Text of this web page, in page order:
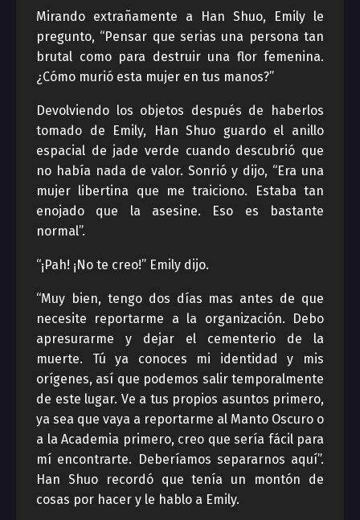
Mirando extrañamente a Han Shuo, Emily le
pregunto, “Pensar que serias una persona tan
brutal como para destruir una flor femenina.
¿Cómo murió esta mujer en tus manos?”
Devolviendo los objetos después de haberlos
tomado de Emily, Han Shuo guardo el anillo
espacial de jade verde cuando descubrió que
no había nada de valor. Sonrió y dijo, “Era una
mujer libertina que me traiciono. Estaba tan
enojado que la asesine. Eso es bastante
normal”.
“¡Pah! ¡No te creo!” Emily dijo.
“Muy bien, tengo dos días mas antes de que
necesite reportarme a la organización. Debo
apresurarme y dejar el cementerio de la
muerte. Tú ya conoces mi identidad y mis
orígenes, así que podemos salir temporalmente
de este lugar. Ve a tus propios asuntos primero,
ya sea que vaya a reportarme al Manto Oscuro o
a la Academia primero, creo que sería fácil para
mí encontrarte. Deberíamos separarnos aquí”.
Han Shuo recordó que tenía un montón de
cosas por hacer y le hablo a Emily.